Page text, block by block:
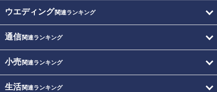
ウエディング関連ランキング
通信関連ランキング
小売関連ランキング
生活関連ランキング